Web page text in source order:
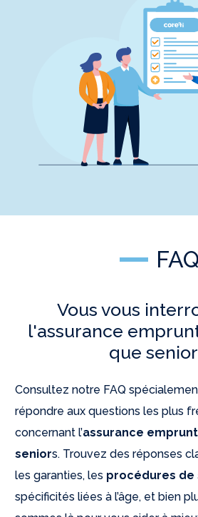
FAQ
Vous vous
l'assurance
que
Consultez notre FAQ
répondre aux questions les plus
concernant l’assurance
seniors. Trouvez des réponses
les garanties, les procédures
spécificités liées à l’âge, et bien